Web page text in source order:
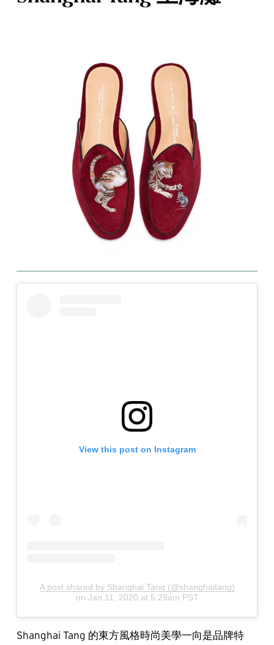
View this post on Instagram
A post shared by Shanghai Tang (@shanghaitang)
on Jan 11, 2020 at 5:29am PST
Shanghai Tang 的東方風格時尚美學一向是品牌特